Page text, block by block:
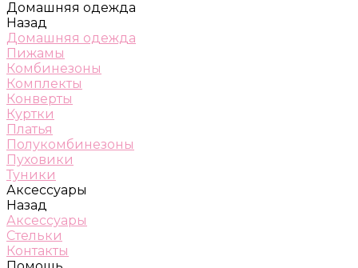
Домашняя одежда
Назад
Домашняя одежда
Пижамы
Комбинезоны
Комплекты
Конверты
Куртки
Платья
Полукомбинезоны
Пуховики
Туники
Аксессуары
Назад
Аксессуары
Стельки
Контакты